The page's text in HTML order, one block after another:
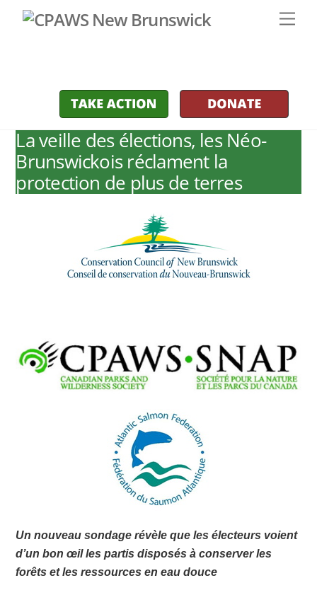
La veille des élections, les Néo-
Brunswickois réclament la
protection de plus de terres
Un nouveau sondage révèle que les électeurs voient
d’un bon œil les partis disposés à conserver les
forêts et les ressources en eau douce